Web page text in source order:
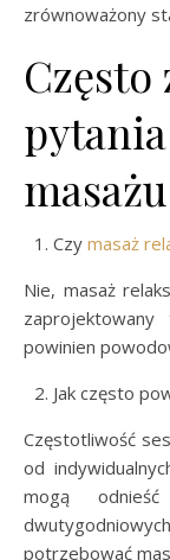
zrównoważony
Często
Czy masaż
Nie, masaż
powinien
Jak często
Częstotliwość
od
mogą
potrzebować